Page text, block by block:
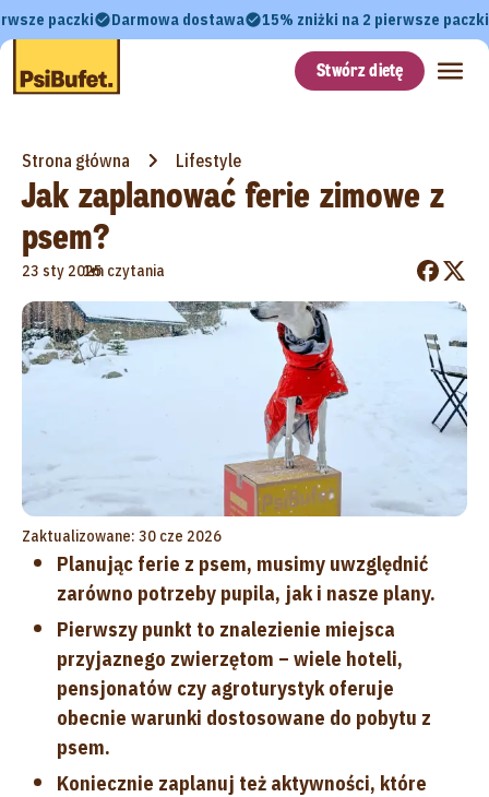
paczki Darmowa dostawa 15% zniżki na 2 pierwsze paczki
Stwórz dietę
Strona główna Lifestyle
Jak zaplanować ferie zimowe z
psem?
23 sty 2025
•
1m czytania
Zaktualizowane: 30 cze 2026
Planując ferie z psem, musimy uwzględnić
zarówno potrzeby pupila, jak i nasze plany.
Pierwszy punkt to znalezienie miejsca
przyjaznego zwierzętom – wiele hoteli,
pensjonatów czy agroturystyk oferuje
obecnie warunki dostosowane do pobytu z
psem.
Koniecznie zaplanuj też aktywności, które